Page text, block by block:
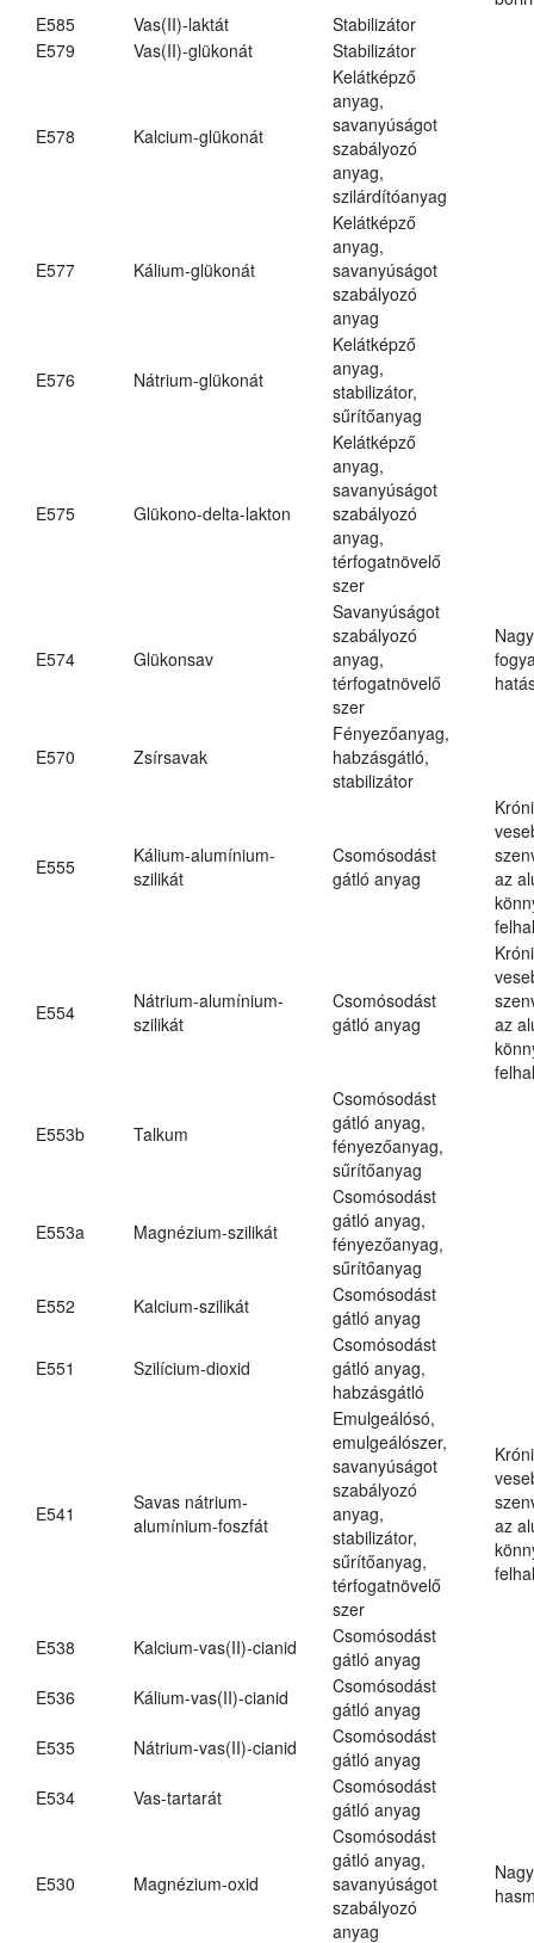
E585
Vas(II)-laktát
Stabilizátor
E579
Vas(II)-glükonát Stabilizátor
E578 Kalcium-glükonát
Kelátképző
anyag,
savanyúságot
szabályozó
anyag,
szilárdítóanyag
E577 Kálium-glükonát
Kelátképző
anyag,
savanyúságot
szabályozó
anyag
E576 Nátrium-glükonát
Kelátképző
anyag,
stabilizátor,
sűrítőanyag
E575 Glükono-delta-lakton
Kelátképző
anyag,
savanyúságot
szabályozó
anyag,
térfogatnövelő
szer
E574 Glükonsav
Savanyúságot
szabályozó
anyag,
térfogatnövelő
szer
E570 Zsírsavak
Fényezőanyag,
habzásgátló,
stabilizátor
E555
Kálium-alumínium-
szilikát
Csomósodást
gátló anyag
az
E554
Nátrium-alumínium-
szilikát
Csomósodást
gátló anyag
az
E553b Talkum
Csomósodást
gátló anyag,
fényezőanyag,
sűrítőanyag
E553a Magnézium-szilikát
Csomósodást
gátló anyag,
fényezőanyag,
sűrítőanyag
E552
Kalcium-szilikát
Csomósodást
gátló anyag
E551 Szilícium-dioxid
Csomósodást
gátló anyag,
habzásgátló
E541
Savas nátrium-
alumínium-foszfát
Emulgeálósó,
emulgeálószer,
savanyúságot
szabályozó
anyag,
stabilizátor,
sűrítőanyag,
térfogatnövelő
szer
az
E538 Kalcium-vas(II)-cianid
Csomósodást
gátló anyag
E536
Kálium-vas(II)-cianid
Csomósodást
gátló anyag
E535
Nátrium-vas(II)-cianid
Csomósodást
gátló anyag
E534
Vas-tartarát
Csomósodást
gátló anyag
E530 Magnézium-oxid
Csomósodást
gátló anyag,
savanyúságot
szabályozó
anyag